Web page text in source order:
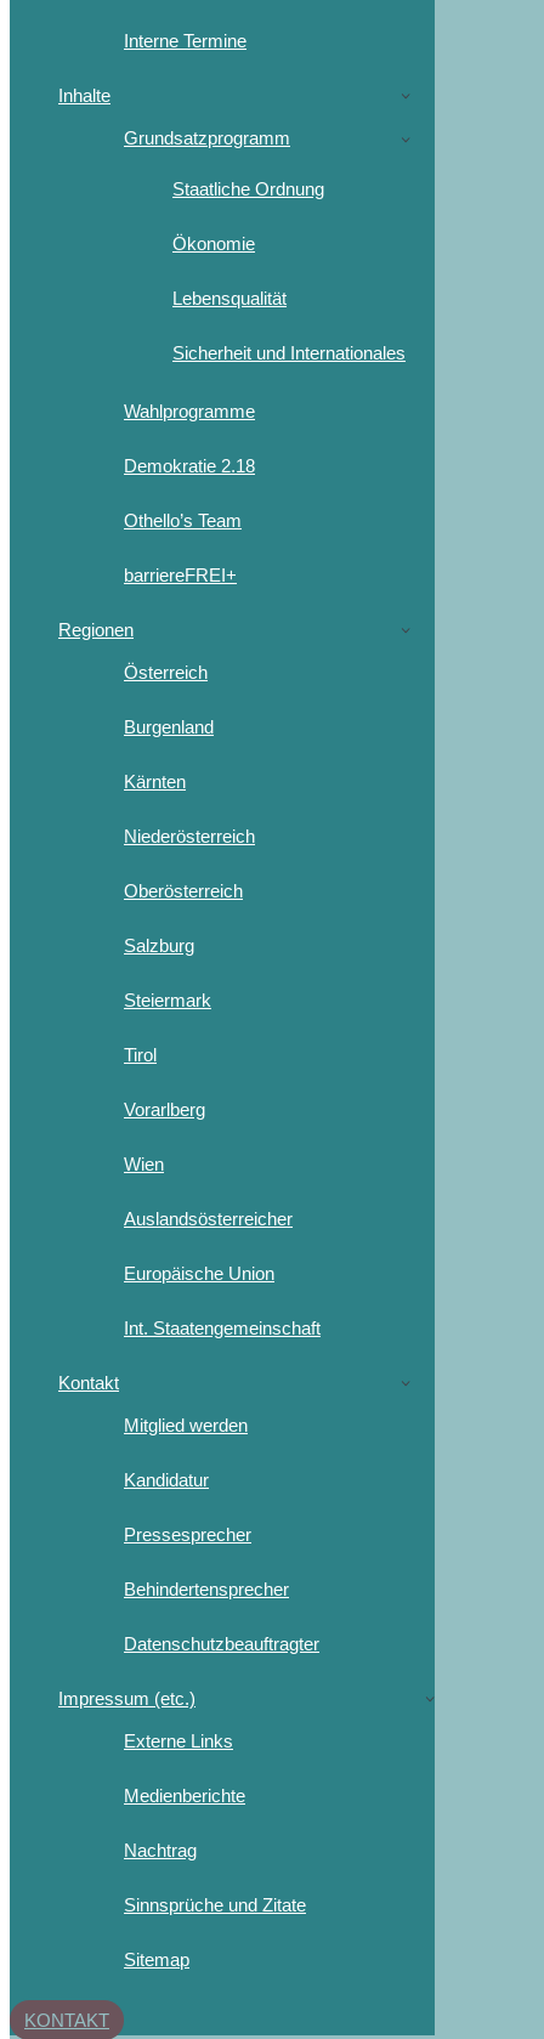
Interne Termine
Inhalte
Grundsatzprogramm
Staatliche Ordnung
Ökonomie
Lebensqualität
Sicherheit und Internationales
Wahlprogramme
Demokratie 2.18
Othello’s Team
barriereFREI+
Regionen
Österreich
Burgenland
Kärnten
Niederösterreich
Oberösterreich
Salzburg
Steiermark
Tirol
Vorarlberg
Wien
Auslandsösterreicher
Europäische Union
Int. Staatengemeinschaft
Kontakt
Mitglied werden
Kandidatur
Pressesprecher
Behindertensprecher
Datenschutzbeauftragter
Impressum (etc.)
Externe Links
Medienberichte
Nachtrag
Sinnsprüche und Zitate
Sitemap
KONTAKT